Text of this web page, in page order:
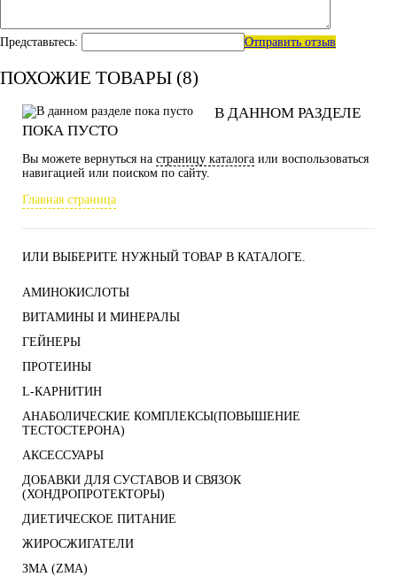
Представьтесь: Отправить отзыв
ПОХОЖИЕ ТОВАРЫ (8)
В ДАННОМ РАЗДЕЛЕ
ПОКА ПУСТО
Вы можете вернуться на страницу каталога или воспользоваться
навигацией или поиском по сайту.
Главная страница
ИЛИ ВЫБЕРИТЕ НУЖНЫЙ ТОВАР В КАТАЛОГЕ.
АМИНОКИСЛОТЫ
ВИТАМИНЫ И МИНЕРАЛЫ
ГЕЙНЕРЫ
ПРОТЕИНЫ
L-КАРНИТИН
АНАБОЛИЧЕСКИЕ КОМПЛЕКСЫ(ПОВЫШЕНИЕ
ТЕСТОСТЕРОНА)
АКСЕССУАРЫ
ДОБАВКИ ДЛЯ СУСТАВОВ И СВЯЗОК
(ХОНДРОПРОТЕКТОРЫ)
ДИЕТИЧЕСКОЕ ПИТАНИЕ
ЖИРОСЖИГАТЕЛИ
ЗМА (ZMA)